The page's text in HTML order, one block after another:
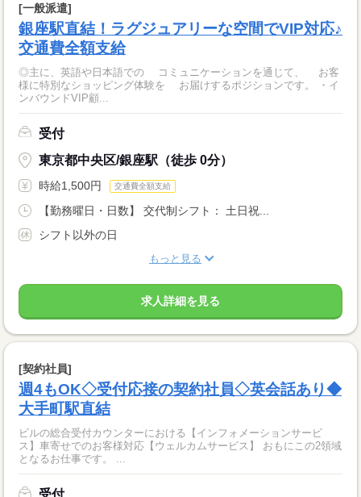
[一般派遣]
銀座駅直結！ラグジュアリーな空間でVIP対応♪
交通費全額支給
◎主に、英語や日本語での コミュニケーションを通じて、 お客
様に特別なショッピング体験を お届けするポジションです。 ・イ
ンバウンドVIP顧...
受付
東京都中央区/銀座駅（徒歩 0分）
時給1,500円 交通費全額支給
【勤務曜日・日数】 交代制シフト： 土日祝...
シフト以外の日
もっと見る
求人詳細を見る
[契約社員]
週4もOK◇受付応接の契約社員◇英会話あり◆
大手町駅直結
ビルの総合受付カウンターにおける【インフォメーションサービ
ス】車寄せでのお客様対応【ウェルカムサービス】 おもにこの2領域
となるお仕事です。 ...
受付